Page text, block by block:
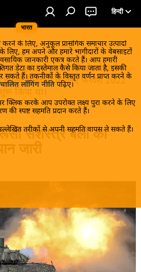
भारत
हिन्दी
करने के लिए, अनुकूल प्रासंगिक समाचार उत्पादों
लिए, हम अपने और हमारे भागीदारों के वेबसाइटों
जानकारी एकत्र करते हैं। आप हमारी
डेटा का इस्तेमाल कैसे किया जाता है, इसकी
सकते हैं। तकनीकों के विस्तृत वर्णन प्राप्त करने के
लॉगिंग नीति पढ़िए।
क्लिक करके आप उपरोक्त लक्ष्य पुरा करने के लिए
स्पष्ट सहमति प्रदान करते हैं।
तरीकों से अपनी सहमति वापस ले सकते हैं।
को, खास तौर पर रूसी बोलनेवाली
से बचाने के लिए फरवरी 2022
किया था।
रूसी सशस्त्र बलों का
जारी